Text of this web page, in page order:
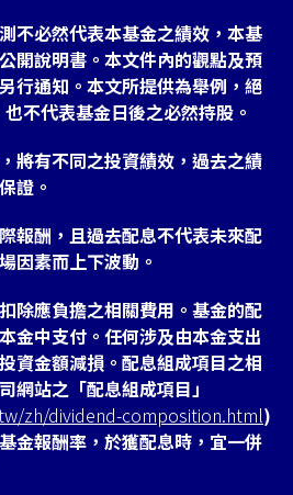
不必然代表本基金之績效，本基
開說明書。本文件內的觀點及預
行通知。本文所提供為舉例，絕
不代表基金日後之必然持股。
將有不同之投資績效，過去之績
證。
報酬，且過去配息不代表未來配
因素而上下波動。
除應負擔之相關費用。基金的配
金中支付。任何涉及由本金支出
資金額減損。配息組成項目之相
網站之「配息組成項目」
zh/dividend-composition.html)
金報酬率，於獲配息時，宜一併